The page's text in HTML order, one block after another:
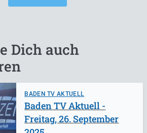
Dich auch
BADEN TV AKTUELL
Baden TV Aktuell -
Freitag, 26. September